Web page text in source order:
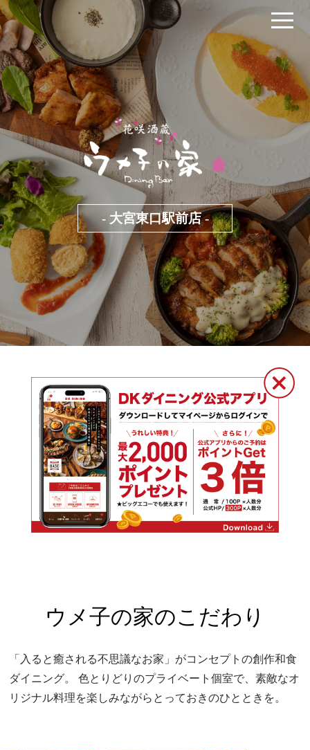
- 大宮東口駅前店 -
ウメ子の家のこだわり
「入ると癒される不思議なお家」がコンセプトの創作和食
ダイニング。
色とりどりのプライベート個室で、素敵なオ
リジナル料理を楽しみながらとっておきのひとときを。